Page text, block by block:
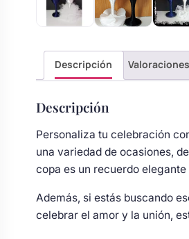
para arras
alianzas
de boda
y pala tarta
Perchas de comunión
personalizadas
Rasca y Gana para
Sorpresas y Diversión
Ver todo
Bolsos personalizados
Neceseres personalizados
Ver todo
Descripción
Descripción
Personaliza tu celebración
una variedad de ocasiones,
copa es un recuerdo
Además, si estás buscando
celebrar el amor y la unión,